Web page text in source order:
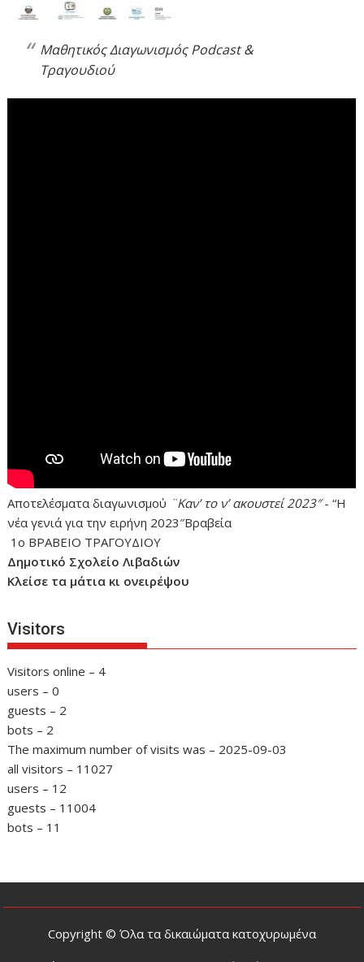
Μαθητικός Διαγωνισμός Podcast &
Τραγουδιού
Αποτελέσματα διαγωνισμού ¨Καν’ το ν’ ακουστεί 2023″- “Η
νέα γενιά για την ειρήνη 2023″Βραβεία
1ο ΒΡΑΒΕΙΟ ΤΡΑΓΟΥΔΙΟΥ
Δημοτικό Σχολείο Λιβαδιών
Κλείσε τα μάτια κι ονειρέψου
Visitors
Visitors online – 4
users – 0
guests – 2
bots – 2
The maximum number of visits was – 2025-09-03
all visitors – 11027
users – 12
guests – 11004
bots – 11
Copyright © Όλα τα δικαιώματα κατοχυρωμένα